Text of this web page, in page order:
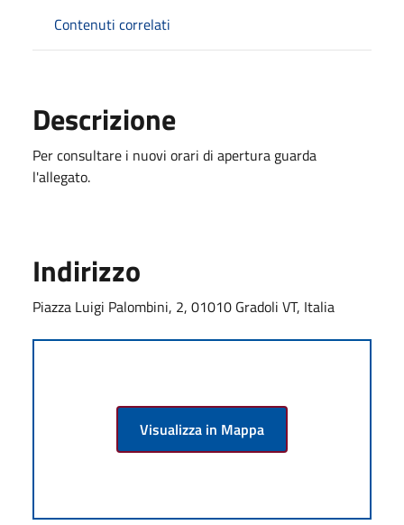
Contenuti correlati
Descrizione
Per consultare i nuovi orari di apertura guarda
l'allegato.
Indirizzo
Piazza Luigi Palombini, 2, 01010 Gradoli VT, Italia
Visualizza in Mappa